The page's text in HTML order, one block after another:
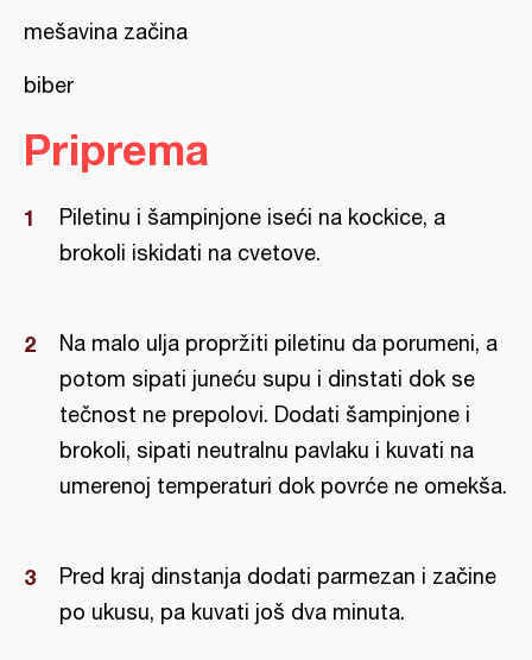
mešavina začina
biber
Priprema
Piletinu i šampinjone iseći na kockice, a
brokoli iskidati na cvetove.
Na malo ulja propržiti piletinu da porumeni, a
potom sipati juneću supu i dinstati dok se
tečnost ne prepolovi. Dodati šampinjone i
brokoli, sipati neutralnu pavlaku i kuvati na
umerenoj temperaturi dok povrće ne omekša.
Pred kraj dinstanja dodati parmezan i začine
po ukusu, pa kuvati još dva minuta.